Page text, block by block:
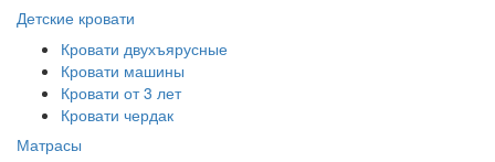
Детские кровати
Кровати двухъярусные
Кровати машины
Кровати от 3 лет
Кровати чердак
Матрасы